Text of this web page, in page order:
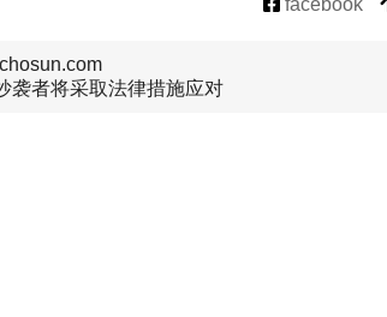
facebook
袭者将采取法律措施应对